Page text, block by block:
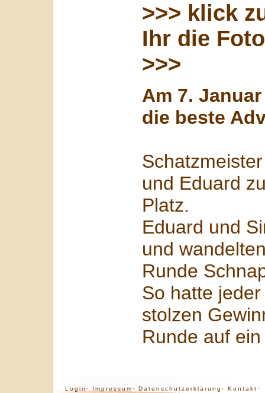
>>> klick
Ihr die
>>>
Am 7.
die beste
und Eduard
Platz.
Eduard und
und
Runde
So hatte
stolzen
Runde auf
Login· Impressum· Datenschutzerklärung· Kontakt·